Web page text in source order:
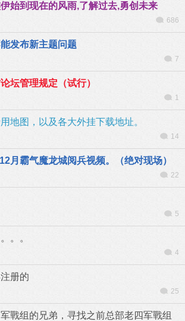
始到现在的风雨,了解过去,勇创未来
686
发布新主题问题
7
坛管理规定（试行）
1
地图，以及各大外挂下载地址。
14
月霸气魔龙城阅兵视频。（绝对现场）
22
5
。。
4
册的
25
戰组的兄弟，寻找之前总部老四军戰组